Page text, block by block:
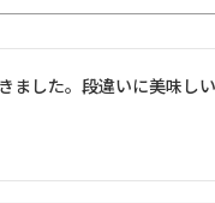
ました。段違いに美味し